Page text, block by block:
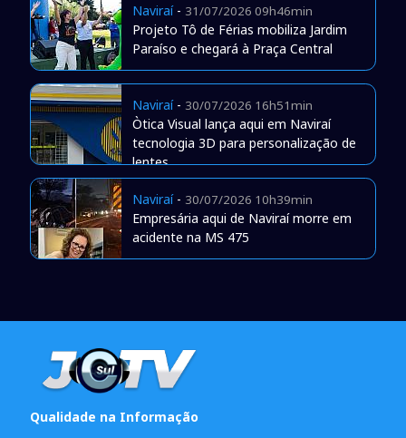
Naviraí- 31/07/2026 09h46min
Projeto Tô de Férias mobiliza Jardim
Paraíso e chegará à Praça Central
Naviraí- 30/07/2026 16h51min
Òtica Visual lança aqui em Naviraí
tecnologia 3D para personalização de
lentes
Naviraí- 30/07/2026 10h39min
Empresária aqui de Naviraí morre em
acidente na MS 475
Qualidade na Informação